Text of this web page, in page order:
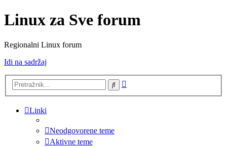
Linux za Sve forum
Regionalni Linux forum
Idi na sadržaj
Pretražnik
Linki
Neodgovorene teme
Aktivne teme